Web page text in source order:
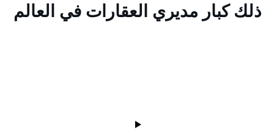
مديري العقارات في العالم